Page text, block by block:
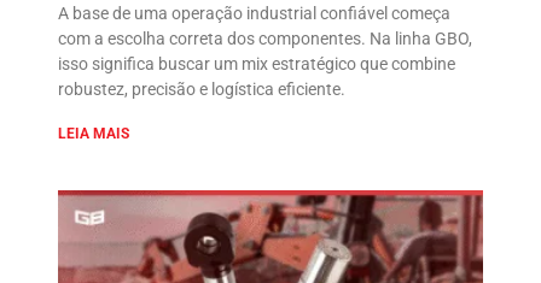
A base de uma operação industrial confiável começa
com a escolha correta dos componentes. Na linha GBO,
isso significa buscar um mix estratégico que combine
robustez, precisão e logística eficiente.
LEIA MAIS